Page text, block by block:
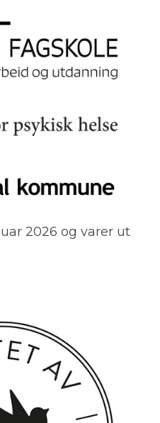
2026 og varer ut